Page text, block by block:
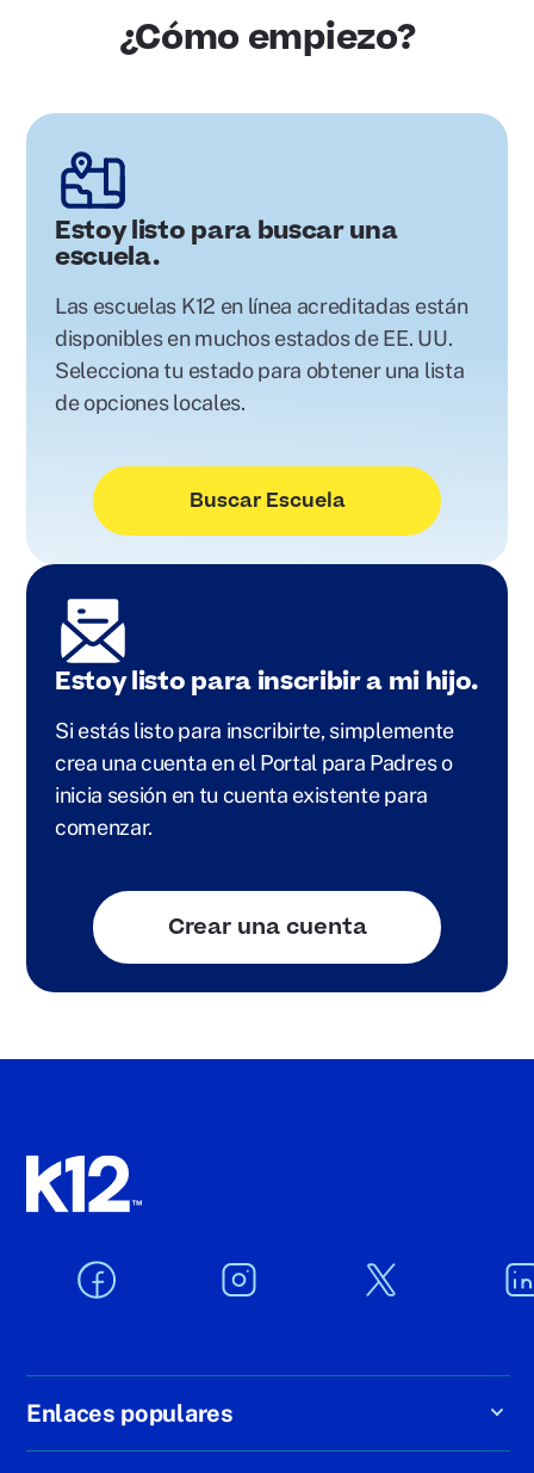
¿Cómo empiezo?
Estoy listo para buscar una
escuela.
Las escuelas K12 en línea acreditadas están
disponibles en muchos estados de EE. UU.
Selecciona tu estado para obtener una lista
de opciones locales.
Buscar Escuela
Estoy listo para inscribir a mi hijo.
Si estás listo para inscribirte, simplemente
crea una cuenta en el Portal para Padres o
inicia sesión en tu cuenta existente para
comenzar.
Crear una cuenta
Enlaces populares